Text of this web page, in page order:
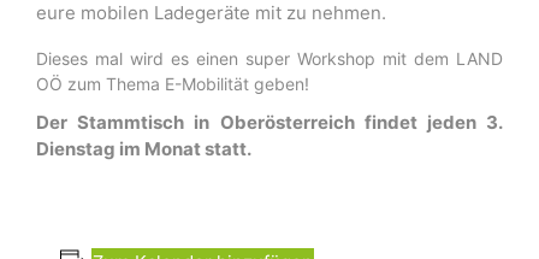
eure mobilen Ladegeräte mit zu nehmen.
Dieses mal wird es einen super Workshop mit dem LAND
OÖ zum Thema E-Mobilität geben!
Der Stammtisch in Oberösterreich findet jeden 3.
Dienstag im Monat statt.